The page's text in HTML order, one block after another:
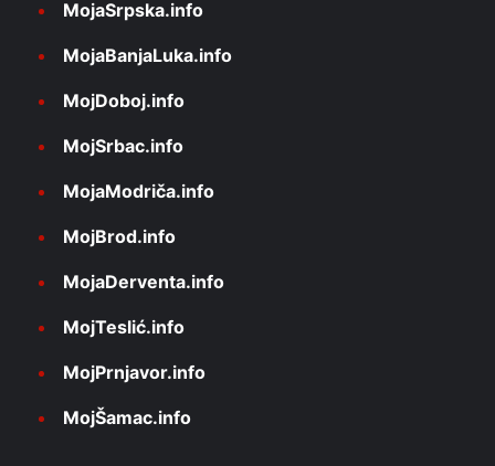
MojaSrpska.info
MojaBanjaLuka.info
MojDoboj.info
MojSrbac.info
MojaModriča.info
MojBrod.info
MojaDerventa.info
MojTeslić.info
MojPrnjavor.info
MojŠamac.info